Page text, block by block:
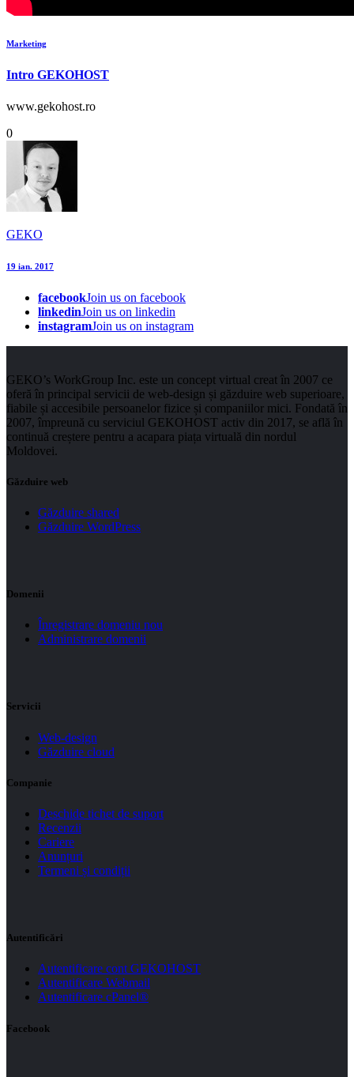
Marketing
Intro GEKOHOST
www.gekohost.ro
0
GEKO
19 ian. 2017
facebookJoin us on facebook
linkedinJoin us on linkedin
instagramJoin us on instagram
GEKO’s WorkGroup Inc. este un concept virtual creat în 2007 ce
oferă în principal servicii de web-design și găzduire web superioare,
fiabile și accesibile persoanelor fizice și companiilor mici. Fondată în
2007, împreună cu serviciul GEKOHOST activ din 2017, se află în
continuă creștere pentru a acapara piața virtuală din nordul
Moldovei.
Găzduire web
Găzduire shared
Găzduire WordPress
Domenii
Înregistrare domeniu nou
Administrare domenii
Servicii
Web-design
Găzduire cloud
Companie
Deschide tichet de suport
Recenzii
Cariere
Anunțuri
Termeni și condiții
Autentificări
Autentificare cont GEKOHOST
Autentificare Webmail
Autentificare cPanel®
Facebook